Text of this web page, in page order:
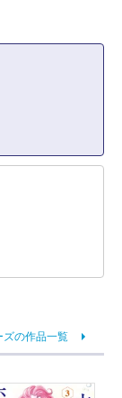
ズの作品一覧